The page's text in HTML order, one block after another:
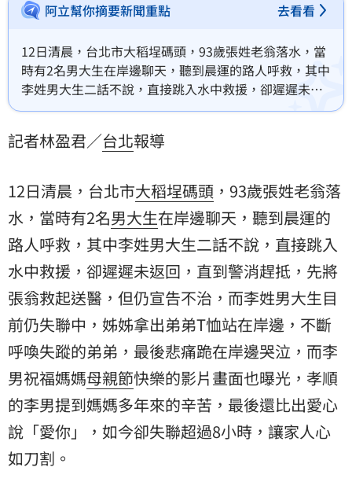
阿立幫你摘要新聞重點 去看看
12日清晨，台北市大稻埕碼頭，93歲張姓老翁落水，當
時有2名男大生在岸邊聊天，聽到晨運的路人呼救，其中
李姓男大生二話不說，直接跳入水中救援，卻遲遲未返
回，直到警消趕抵，先將張翁救起送醫，但仍宣告不
岸邊，不斷呼喚失蹤的弟弟，最後悲痛跪在岸邊哭泣。
記者林盈君／台北報導
12日清晨，台北市大稻埕碼頭 ，93歲張姓老翁落
水，當時有2名男大生在岸邊聊天，聽到晨運的
路人呼救，其中李姓男大生二話不說，直接跳入
水中救援，卻遲遲未返回，直到警消趕抵，先將
張翁救起送醫，但仍宣告不治，而李姓男大生目
前仍失聯中，姊姊拿出弟弟T恤站在岸邊，不斷
呼喚失蹤的弟弟，最後悲痛跪在岸邊哭泣，而李
男祝福媽媽母親節快樂的影片畫面也曝光，孝順
的李男提到媽媽多年來的辛苦，最後還比出愛心
說「愛你」，如今卻失聯超過8小時，讓家人心
如刀割。